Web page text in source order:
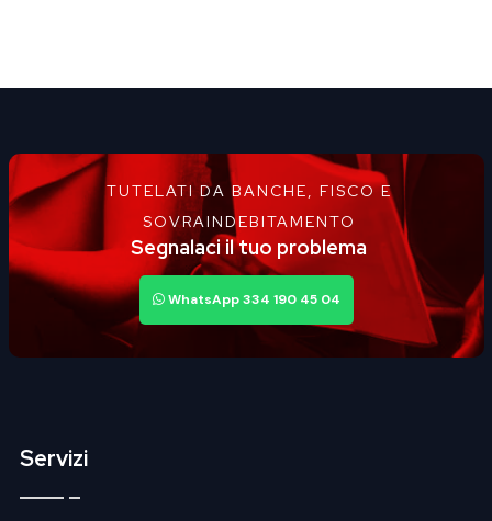
TUTELATI DA BANCHE, FISCO E
SOVRAINDEBITAMENTO
Segnalaci il tuo problema
WhatsApp 334 190 45 04
Servizi